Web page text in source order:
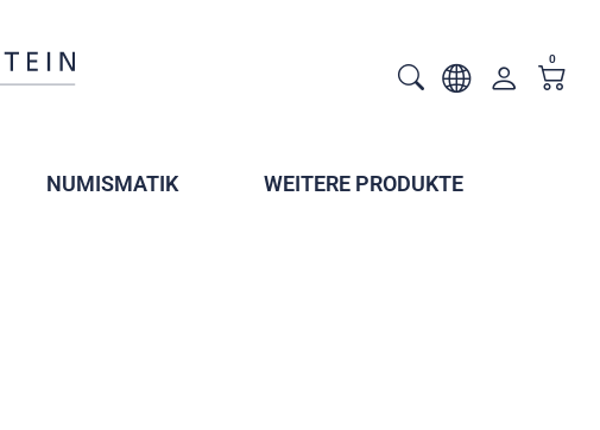
0
NUMISMATIK WEITERE PRODUKTE